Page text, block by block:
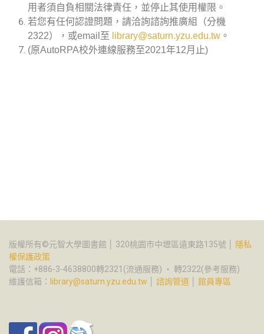
用者須自負相關法律責任，並停止其使用權限。
若您有任何認證問題，請洽詢諮詢推廣組（分機
2322），或email至 library@saturn.yzu.edu.tw 。
(原AutoRPA校外連線服務至2021年12月止)
版權所有©元智大學圖書館 │ 320桃園市中壢區遠東路135號 │
隱私
權保護政策
電話：+886-3-4638800轉2321(流通服務) ‧ 轉2322(參考服務)
維護信箱： library@saturn.yzu.edu.tw 諮詢管道 館員專區